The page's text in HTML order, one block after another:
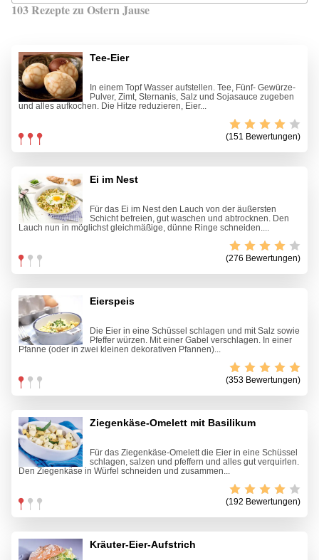
103 Rezepte zu Ostern Jause
Tee-Eier
In einem Topf Wasser aufstellen. Tee, Fünf- Gewürze-
Pulver, Zimt, Sternanis, Salz und Sojasauce zugeben
und alles aufkochen. Die Hitze reduzieren, Eier...
(151 Bewertungen)
Ei im Nest
Für das Ei im Nest den Lauch von der äußersten
Schicht befreien, gut waschen und abtrocknen. Den
Lauch nun in möglichst gleichmäßige, dünne Ringe schneiden....
(276 Bewertungen)
Eierspeis
Die Eier in eine Schüssel schlagen und mit Salz sowie
Pfeffer würzen. Mit einer Gabel verschlagen. In einer
Pfanne (oder in zwei kleinen dekorativen Pfannen)...
(353 Bewertungen)
Ziegenkäse-Omelett mit Basilikum
Für das Ziegenkäse-Omelett die Eier in eine Schüssel
schlagen, salzen und pfeffern und alles gut verquirlen.
Den Ziegenkäse in Würfel schneiden und zusammen...
(192 Bewertungen)
Kräuter-Eier-Aufstrich